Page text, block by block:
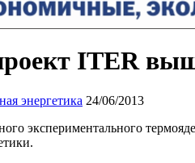
ITER
энергетика 24/06/2013
экспериментального